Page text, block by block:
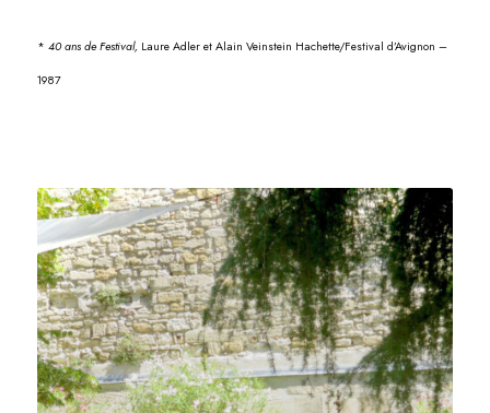
* 40 ans de Festival, Laure Adler et Alain Veinstein Hachette/Festival d’Avignon –
1987